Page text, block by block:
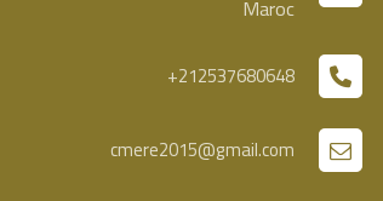
Maroc
212537680648+
cmere2015@gmail.com